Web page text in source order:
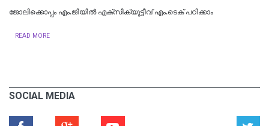
ജോലിക്കൊപ്പം എം.ജിയില്‍ എക്സിക്യുട്ടീവ് എം.ടെക് പഠിക്കാം
READ MORE
SOCIAL MEDIA